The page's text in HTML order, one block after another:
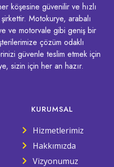
köşesine güvenilir ve hızlı
Motokurye, arabalı
ve motorvale gibi geniş bir
çözüm odaklı
güvenle teslim etmek için
sizin için her an hazır.
KURUMSAL
Hizmetlerimiz
Hakkımızda
Vizyonumuz